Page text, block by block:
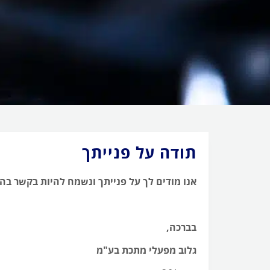
תודה על פנייתך
אנו מודים לך על פנייתך ונשמח להיות בקשר
בברכה,
גלוב מפעלי מתכת בע"מ